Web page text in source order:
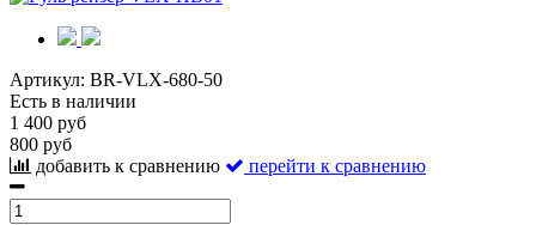
Артикул: BR-VLX-680-50
Есть в наличии
1 400 руб
800 руб
добавить к сравнению
перейти к сравнению